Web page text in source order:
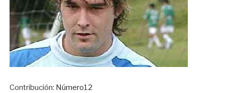
Contribución: Número12